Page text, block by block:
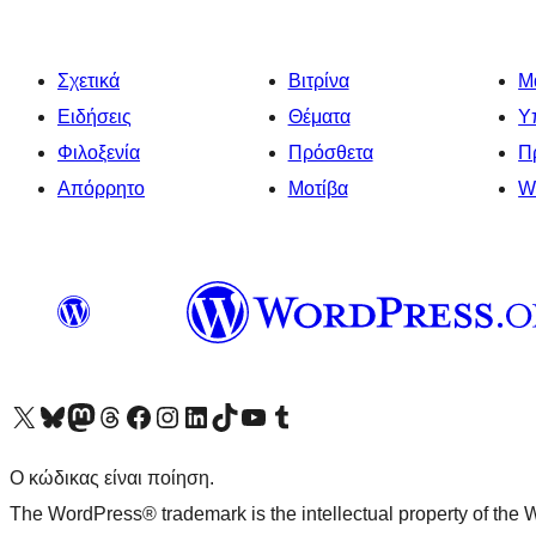
Σχετικά
Ειδήσεις
Φιλοξενία
Απόρρητο
Βιτρίνα
Θέματα
Πρόσθετα
Μοτίβα
Visit our X (formerly Twitter) account
Visit our Bluesky account
Επισκεφθείτε τον λογαριασμό μας στο Mastodon
Visit our Threads account
Επισκεφτείτε τη σελίδα μας στο Facebook
Επισκεφθείτε τον λογαριασμό μας Instagram
Επισκεφθείτε τον λογαριασμό μας LinkedIn
Visit our TikTok account
Visit our YouTube channel
Visit our Tumblr account
Ο κώδικας είναι ποίηση.
The WordPress® trademark is the intellectual property of the